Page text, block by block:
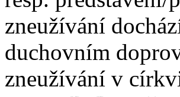
zneužívání
duchovním
zneužívání v